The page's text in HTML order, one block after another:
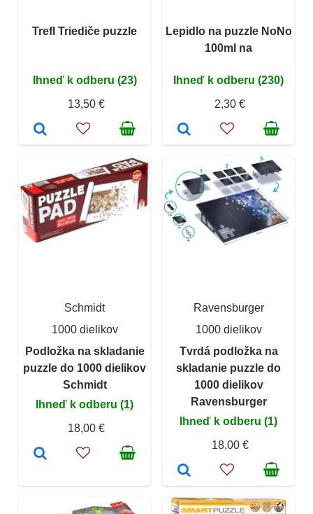
Trefl Triediče puzzle
Ihneď k odberu (23)
13,50 €
Lepidlo na puzzle NoNo
100ml na
Ihneď k odberu (230)
2,30 €
Schmidt
1000 dielikov
Podložka na skladanie
puzzle do 1000 dielikov
Schmidt
Ihneď k odberu (1)
18,00 €
Ravensburger
1000 dielikov
Tvrdá podložka na
skladanie puzzle do
1000 dielikov
Ravensburger
Ihneď k odberu (1)
18,00 €